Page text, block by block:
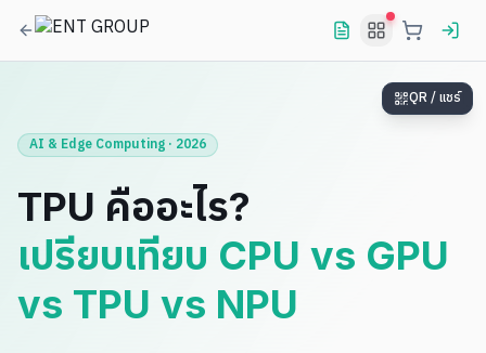
AI & Edge Computing · 2026
TPU คืออะไร?
เปรียบเทียบ CPU vs GPU
vs TPU vs NPU
QR / แชร์